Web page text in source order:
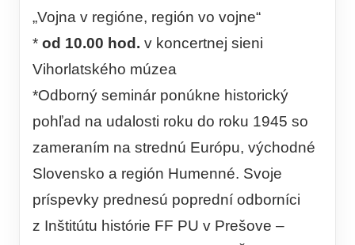
„Vojna v regióne, región vo vojne“
* od 10.00 hod. v koncertnej sieni
Vihorlatského múzea
*Odborný seminár ponúkne historický
pohľad na udalosti roku do roku 1945 so
zameraním na strednú Európu, východné
Slovensko a región Humenné. Svoje
príspevky prednesú poprední odborníci
z Inštitútu histórie FF PU v Prešove –